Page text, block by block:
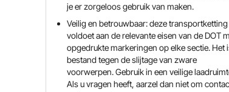
je er zorgeloos gebruik van maken.
Veilig en betrouwbaar: deze transportketting
voldoet aan de relevante eisen van de DOT
opgedrukte markeringen op elke sectie. Het
bestand tegen de slijtage van zware
voorwerpen. Gebruik in een veilige
Als u vragen heeft, aarzel dan niet om